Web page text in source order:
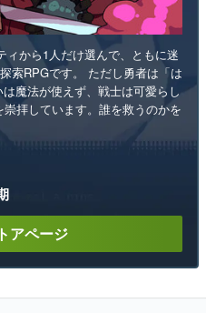
ィから1人だけ選んで、ともに迷
索RPGです。 ただし勇者は「は
魔法が使えず、戦士は可愛らし
拝しています。誰を救うのかを
アページ